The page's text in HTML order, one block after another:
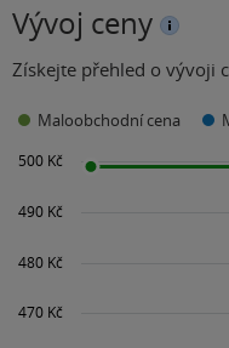
Vývoj ceny
Získejte přehled o vývoji
Maloobchodní cena